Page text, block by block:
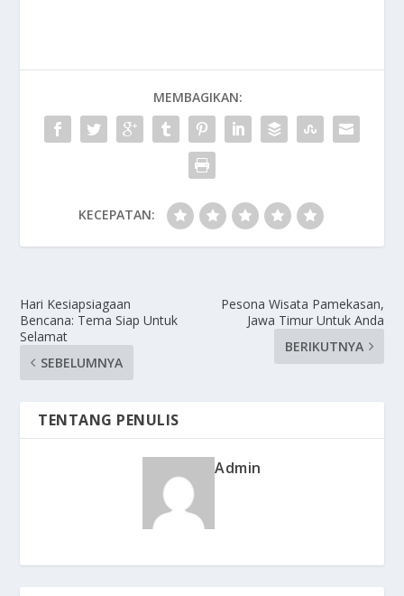
MEMBAGIKAN:
KECEPATAN:
Hari Kesiapsiagaan
Bencana: Tema Siap Untuk
Selamat
SEBELUMNYA
Pesona Wisata Pamekasan,
Jawa Timur Untuk Anda
BERIKUTNYA
TENTANG PENULIS
Admin